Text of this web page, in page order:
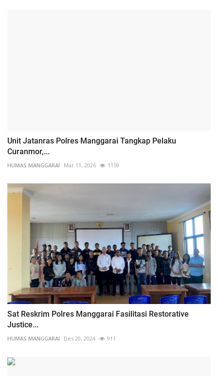
Unit Jatanras Polres Manggarai Tangkap Pelaku
Curanmor,...
HUMAS MANGGARAI Mar 11, 2026 1159
Sat Reskrim Polres Manggarai Fasilitasi Restorative
Justice...
HUMAS MANGGARAI Des 20, 2024 911